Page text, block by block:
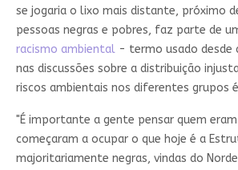
se jogaria o lixo mais distante, próximo
pessoas negras e pobres, faz parte de
racismo ambiental- termo usado desde
nas discussões sobre a distribuição
riscos ambientais nos diferentes grupos
"É importante a gente pensar quem
começaram a ocupar o que hoje é a
majoritariamente negras, vindas do